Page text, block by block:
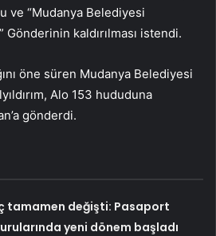
ve “Mudanya Belediyesi
Gönderinin kaldırılması istendi.
öne süren Mudanya Belediyesi
Alo 153 hududuna
gönderdi.
tamamen değişti: Pasaport
yeni dönem başladı